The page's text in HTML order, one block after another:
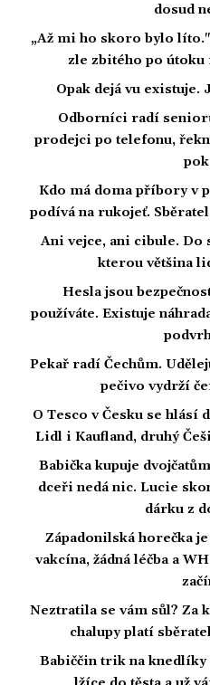
dosud
„Až mi ho skoro bylo
zle zbitého po útoku
Opak dejá vu existuje.
Odborníci radí
prodejci po telefonu,
Kdo má doma příbory v
podívá na rukojeť.
Ani vejce, ani cibule. Do
kterou většina
Hesla jsou
používáte. Existuje
Pekař radí Čechům.
pečivo vydrží
O Tesco v Česku se hlásí
Lidl i Kaufland, druhý
Babička kupuje
dceři nedá nic. Lucie
dárku z
Západonilská horečka
vakcína, žádná léčba a
Neztratila se vám sůl? Za
chalupy platí
Babiččin trik na knedlíky